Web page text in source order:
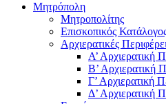
Μητρόπολη
Μητροπολίτης
Επισκοπικός
Αρχιερατικές
Α’ Αρχιερατική
Β’ Αρχιερατική
Γ’ Αρχιερατική
Δ’ Αρχιερατική